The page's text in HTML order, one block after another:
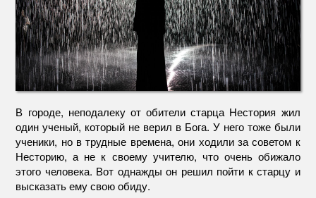
В городе, неподалеку от обители старца Нестория жил
один ученый, который не верил в Бога. У него тоже были
ученики, но в трудные времена, они ходили за советом к
Несторию, а не к своему учителю, что очень обижало
этого человека. Вот однажды он решил пойти к старцу и
высказать ему свою обиду.